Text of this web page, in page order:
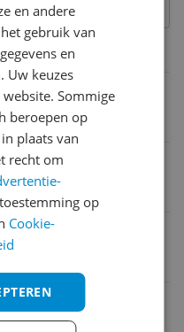
en andere
gebruik van
en
Uw keuzes
Sommige
beroepen op
plaats van
recht om
op
Cookie-